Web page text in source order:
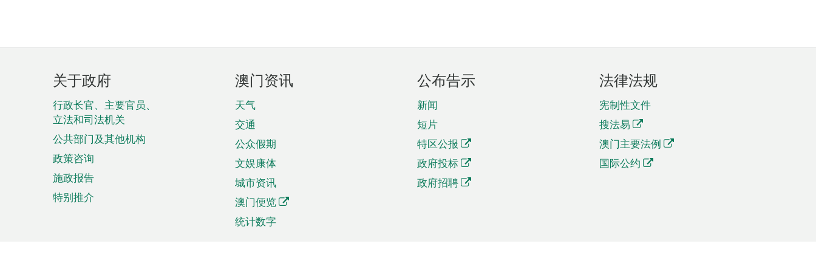
页
脚
菜
单
关于政府
行政长官、主要官员、
立法和司法机关
公共部门及其他机构
政策咨询
施政报告
特别推介
澳门资讯
天气
交通
公众假期
文娱康体
城市资讯
澳门便览
统计数字
公布告示
新闻
短片
特区公报
政府投标
政府招聘
法律法规
宪制性文件
搜法易
澳门主要法例
国际公约